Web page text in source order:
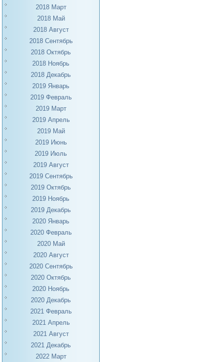
2018 Март
2018 Май
2018 Август
2018 Сентябрь
2018 Октябрь
2018 Ноябрь
2018 Декабрь
2019 Январь
2019 Февраль
2019 Март
2019 Апрель
2019 Май
2019 Июнь
2019 Июль
2019 Август
2019 Сентябрь
2019 Октябрь
2019 Ноябрь
2019 Декабрь
2020 Январь
2020 Февраль
2020 Май
2020 Август
2020 Сентябрь
2020 Октябрь
2020 Ноябрь
2020 Декабрь
2021 Февраль
2021 Апрель
2021 Август
2021 Декабрь
2022 Март